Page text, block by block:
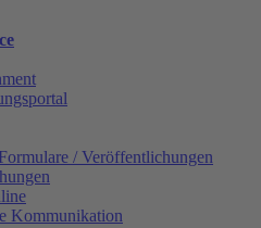
/ Veröffentlichungen
Kommunikation